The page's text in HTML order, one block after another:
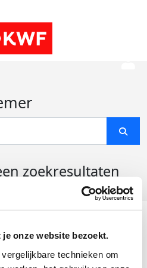
onze website bezoekt.
technieken om
zoekresultaten